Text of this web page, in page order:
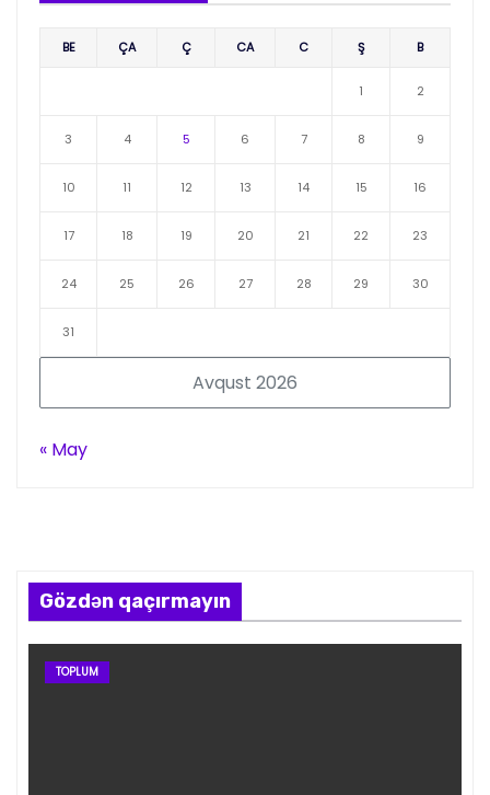
Avqust 2026
BE ÇA Ç CA C Ş B
1 2
3 4 5 6 7 8 9
10 11 12 13 14 15 16
17 18 19 20 21 22 23
24 25 26 27 28 29 30
31
« May
Gözdən qaçırmayın
TOPLUM